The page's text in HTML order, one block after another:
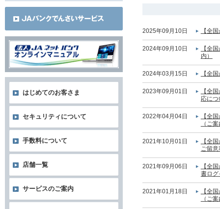
2025年09月10日 【全
2024年09月10日
【全
内）
2024年03月15日 【全
2023年09月01日
【全
応に
2022年04月04日
【全
（ご
2021年10月01日
【全
ご留
2021年09月06日
【全
書ログ
2021年01月18日
【全
（ご
はじめてのお客さま
セキュリティについて
手数料について
店舗一覧
サービスのご案内